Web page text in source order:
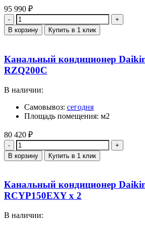
95 990 ₽
Количество
В корзину Купить в 1 клик
Канальный кондиционер
RZQ200C
В наличии:
Самовывоз: сегодня
Площадь помещения: м2
80 420 ₽
Количество
В корзину Купить в 1 клик
Канальный кондиционер
RCYP150EXY x 2
В наличии: